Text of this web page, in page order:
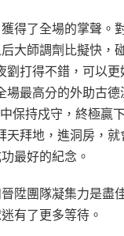
得了全場的掌聲。
大師調劑比擬快
劉打得不錯，可以
場最高分的外助古
保持戍守，終極贏
拜地，進洞房，
最好的紀念。
陞團隊凝集力是盡
有了更多等待。